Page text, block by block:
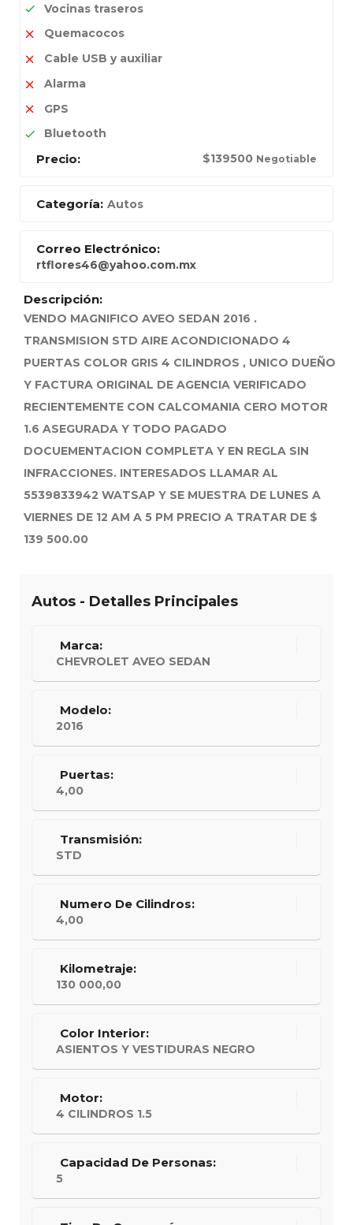
Vocinas traseros
Quemacocos
Cable USB y auxiliar
Alarma
GPS
Bluetooth
Precio: $139500 Negotiable
Categoría: Autos
Correo Electrónico:
rtflores46@yahoo.com.mx
Descripción:
VENDO MAGNIFICO AVEO SEDAN 2016 .
TRANSMISION STD AIRE ACONDICIONADO 4
PUERTAS COLOR GRIS 4 CILINDROS , UNICO DUEÑO
Y FACTURA ORIGINAL DE AGENCIA VERIFICADO
RECIENTEMENTE CON CALCOMANIA CERO MOTOR
1.6 ASEGURADA Y TODO PAGADO
DOCUEMENTACION COMPLETA Y EN REGLA SIN
INFRACCIONES. INTERESADOS LLAMAR AL
5539833942 WATSAP Y SE MUESTRA DE LUNES A
VIERNES DE 12 AM A 5 PM PRECIO A TRATAR DE $
139 500.00
Autos - Detalles Principales
Marca:
CHEVROLET AVEO SEDAN
Modelo:
2016
Puertas:
4,00
Transmisión:
STD
Numero De Cilindros:
4,00
Kilometraje:
130 000,00
Color Interior:
ASIENTOS Y VESTIDURAS NEGRO
Motor:
4 CILINDROS 1.5
Capacidad De Personas:
5